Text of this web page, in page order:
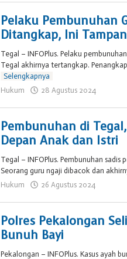
Pelaku Pembunuhan
Ditangkap, Ini
Tegal – INFOPlus. Pelaku
Tegal akhirnya tertangkap.
Selengkapnya
Hukum
28 Agustus 2024
Pembunuhan di
Depan Anak dan Istri
Tegal – INFOPlus. Pembunuhan
Seorang guru ngaji dibacok dan
Hukum
26 Agustus 2024
Polres Pekalongan
Bunuh Bayi
Pekalongan – INFOPlus. Kasus ayah